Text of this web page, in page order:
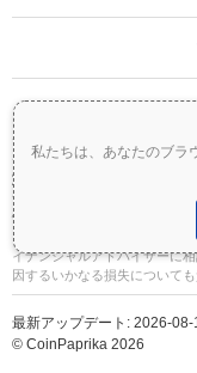
私たちは、あなたのブラ
重要な免責事項：
暗号資産は
す。投資額の一部または全額
情報提供のみを目的としてお
りません。投資判断を行う前
イナンシャルアドバイザーに
因するいかなる損失についても
最新アップデート: 2026-
© CoinPaprika 2026